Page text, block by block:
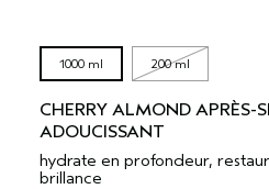
1000 ml 200 ml
CHERRY ALMOND APRÈS-
ADOUCISSANT
hydrate en profondeur,
brillance